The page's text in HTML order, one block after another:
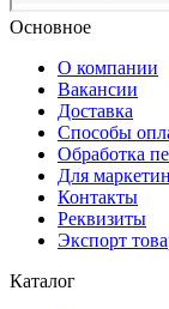
Основное
О компании
Вакансии
Доставка
Способы
Обработка
Для
Контакты
Реквизиты
Экспорт
Каталог